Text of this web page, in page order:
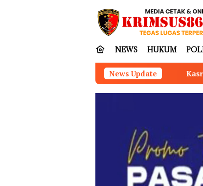
NEWS HUKUM
News Update
Kasrem 042/Gapu Pimpin